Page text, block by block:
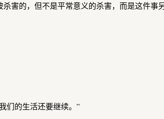
害的，但不是平常意义的杀害，而是这件事
们的生活还要继续。”